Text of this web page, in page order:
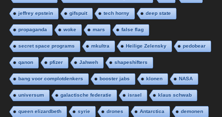
jeffrey epstein gifspuit tech horny deep state
propaganda woke mars false flag
secret space programs mkultra Heilige Zelensky pedobear
qanon pfizer Jahweh shapeshifters
bang voor complotdenkers booster jabs klonen NASA
universum galactische federatie israel klaus schwab
queen elizardbeth syrie drones Antarctica demonen